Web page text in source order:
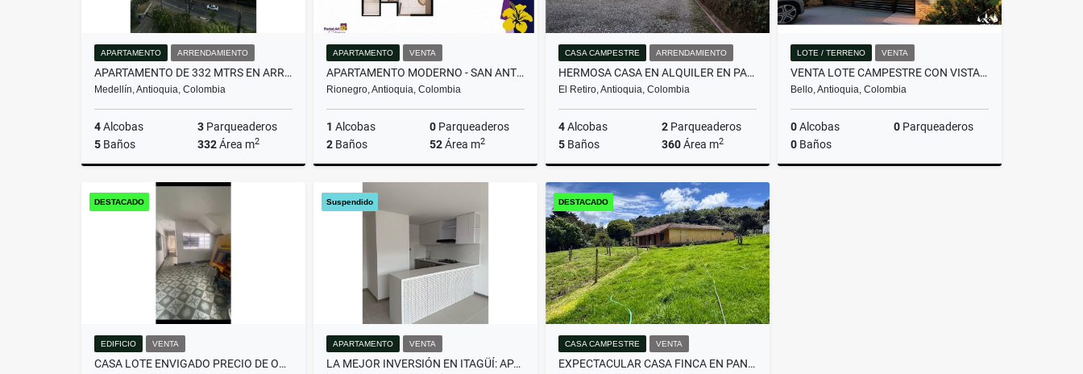
APARTAMENTO ARRENDAMIENTO
APARTAMENTO DE 332 MTRS EN ARRIENDO EN EL POBLADO, MEDELLÍN
Medellín, Antioquia, Colombia
4Alcobas 3 Parqueaderos
5 Baños 332Área m2
Arrendamiento
APARTAMENTO VENTA
APARTAMENTO MODERNO - SAN ANTONIO DE PEREIRA
Rionegro, Antioquia, Colombia
1 Alcobas 0 Parqueaderos
2 Baños 52Área m2
CASA CAMPESTRE ARRENDAMIENTO
HERMOSA CASA EN ALQUILER EN PARCELACIÓN CAMPESTRE EN EL RETIRO
El Retiro, Antioquia, Colombia
4Alcobas 2 Parqueaderos
5 Baños 360Área m2
Arrendamiento
$13.000.000
LOTE / TERRENO VENTA
VENTA LOTE CAMPESTRE CON VISTA PANORÁMICA -INVERSIÓN CERCA A MEDELLÍN.
Bello, Antioquia, Colombia
0Alcobas 0 Parqueaderos
0 Baños
DESTACADO
EDIFICIO VENTA
CASA LOTE ENVIGADO PRECIO DE OPORTUNIDAD
Suspendido
APARTAMENTO VENTA
LA MEJOR INVERSIÓN EN ITAGÜÍ: APARTAMENTO CON GRAN UBICACIÓN.
DESTACADO
CASA CAMPESTRE VENTA
EXPECTACULAR CASA FINCA EN PANTANILLO ALTO DE PALMAS